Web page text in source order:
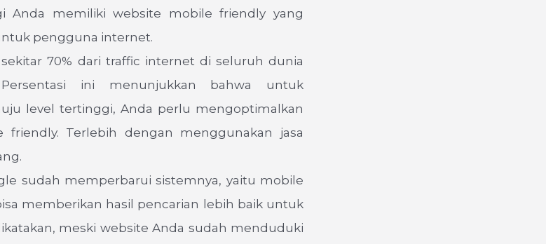
Anda memiliki website mobile friendly yang
pengguna internet.
70% dari traffic internet di seluruh dunia
ini menunjukkan bahwa untuk
level tertinggi, Anda perlu mengoptimalkan
friendly. Terlebih dengan menggunakan jasa
sudah memperbarui sistemnya, yaitu mobile
memberikan hasil pencarian lebih baik untuk
meski website Anda sudah menduduki